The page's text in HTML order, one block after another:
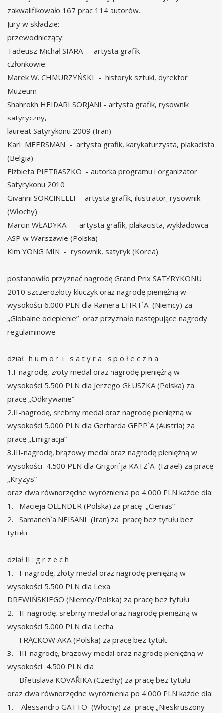
zakwalifikowało 167 prac 114 autorów.
Jury w składzie:
przewodniczący:
Tadeusz Michał SIARA - artysta grafik
członkowie:
Marek W. CHMURZYŃSKI - historyk sztuki, dyrektor
Muzeum
Shahrokh HEIDARI SORJANI - artysta grafik, rysownik
satyryczny,
laureat Satyrykonu 2009 (Iran)
Karl MEERSMAN - artysta grafik, karykaturzysta, plakacista
(Belgia)
Elżbieta PIETRASZKO - autorka programu i organizator
Satyrykonu 2010
Givanni SORCINELLI - artysta grafik, ilustrator, rysownik
(Włochy)
Marcin WŁADYKA - artysta grafik, plakacista, wykładowca
ASP w Warszawie (Polska)
Kim YONG MIN - rysownik, satyryk (Korea)
postanowiło przyznać nagrodę Grand Prix SATYRYKONU
2010 szczerozłoty kluczyk oraz nagrodę pieniężną w
wysokości 6.000 PLN dla Rainera EHRT`A (Niemcy) za
„Globalne ocieplenie” oraz przyznało następujące nagrody
regulaminowe:
dział: h u m o r i s a t y r a s p o ł e c z n a
1.I-nagrodę, złoty medal oraz nagrodę pieniężną w
wysokości 5.500 PLN dla Jerzego GŁUSZKA (Polska) za
pracę „Odkrywanie”
2.II-nagrodę, srebrny medal oraz nagrodę pieniężną w
wysokości 5.000 PLN dla Gerharda GEPP`A (Austria) za
pracę „Emigracja”
3.III-nagrodę, brązowy medal oraz nagrodę pieniężną w
wysokości 4.500 PLN dla Grigori`ja KATZ`A (Izrael) za pracę
„Kryzys”
oraz dwa równorzędne wyróżnienia po 4.000 PLN każde dla:
1. Macieja OLENDER (Polska) za pracę „Cienias”
2. Samaneh`a NEISANI (Iran) za pracę bez tytułu bez
tytułu
dział II : g r z e c h
1. I-nagrodę, złoty medal oraz nagrodę pieniężną w
wysokości 5.500 PLN dla Lexa
DREWIŃSKIEGO (Niemcy/Polska) za pracę bez tytułu
2. II-nagrodę, srebrny medal oraz nagrodę pieniężną w
wysokości 5.000 PLN dla Lecha
FRĄCKOWIAKA (Polska) za pracę bez tytułu
3. III-nagrodę, brązowy medal oraz nagrodę pieniężną w
wysokości 4.500 PLN dla
Břetislava KOVAŘIKA (Czechy) za pracę bez tytułu
oraz dwa równorzędne wyróżnienia po 4.000 PLN każde dla:
1. Alessandro GATTO (Włochy) za pracę „Nieskruszony